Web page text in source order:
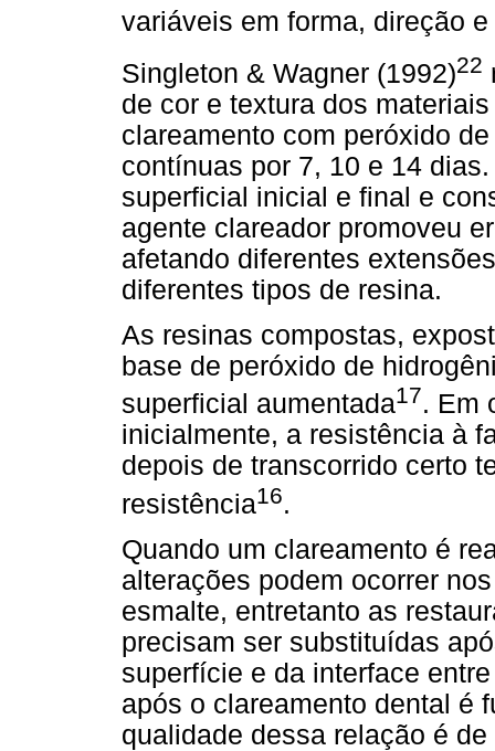
variáveis em forma, direção
Singleton & Wagner (1992)22
de cor e textura dos
clareamento com peróxido
contínuas por 7, 10 e 14
superficial inicial e final e
agente clareador promoveu
afetando diferentes
diferentes tipos de resina.
As resinas compostas,
base de peróxido de
superficial aumentada17. Em
inicialmente, a resistência à
depois de transcorrido certo
resistência16.
Quando um clareamento é
alterações podem ocorrer
esmalte, entretanto as
precisam ser substituídas
superfície e da interface
após o clareamento dental é
qualidade dessa relação é